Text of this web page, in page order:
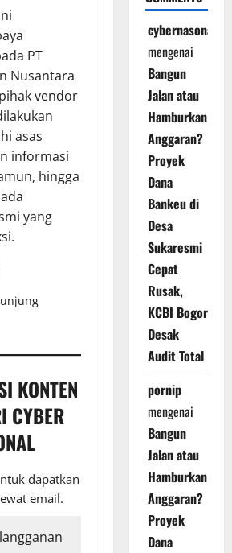
PT
Nusantara
vendor
asas
informasi
hingga
yang
KONTEN
CYBER
dapatkan
email.
cybernasonal
mengenai
Bangun
Jalan atau
Hamburkan
Anggaran?
Proyek
Dana
Bankeu di
Desa
Sukaresmi
Cepat
Rusak,
KCBI Bogor
Desak
Audit Total
pornip
mengenai
Bangun
Jalan atau
Hamburkan
Anggaran?
Proyek
Dana